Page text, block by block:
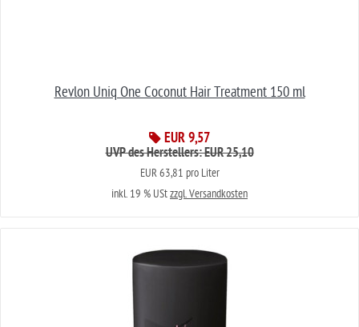
Revlon Uniq One Coconut Hair Treatment 150 ml
EUR 9,57
UVP des Herstellers: EUR 25,10
EUR 63,81 pro Liter
inkl. 19 % UStzzgl. Versandkosten